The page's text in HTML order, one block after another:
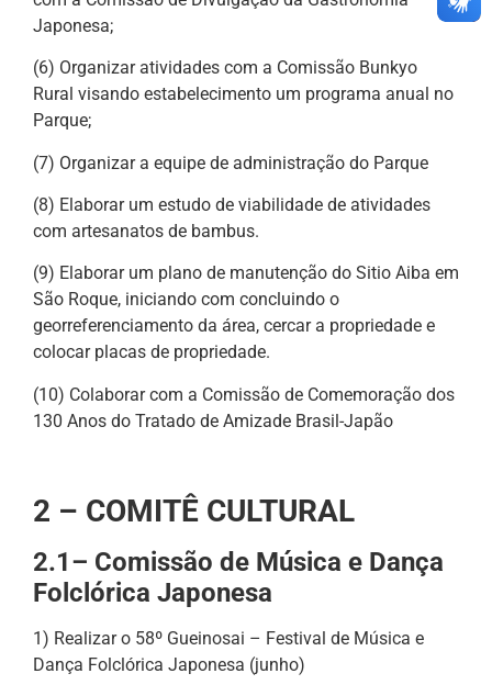
Japonesa;
(6) Organizar atividades com a Comissão Bunkyo
Rural visando estabelecimento um programa anual no
Parque;
(7) Organizar a equipe de administração do Parque
(8) Elaborar um estudo de viabilidade de atividades
com artesanatos de bambus.
(9) Elaborar um plano de manutenção do Sitio Aiba em
São Roque, iniciando com concluindo o
georreferenciamento da área, cercar a propriedade e
colocar placas de propriedade.
(10) Colaborar com a Comissão de Comemoração dos
130 Anos do Tratado de Amizade Brasil-Japão
2 – COMITÊ CULTURAL
2.1– Comissão de Música e Dança
Folclórica Japonesa
1) Realizar o 58º Gueinosai – Festival de Música e
Dança Folclórica Japonesa (junho)